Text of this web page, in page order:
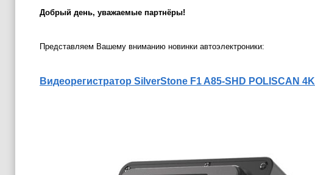
Добрый день, уважаемые партнёры!
Представляем Вашему вниманию новинки автоэлектроники:
Видеорегистратор SilverStone F1 A85-SHD POLISCAN 4K